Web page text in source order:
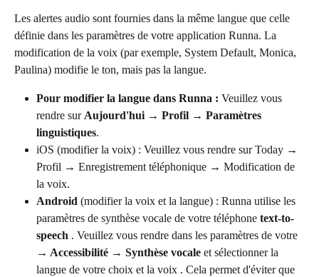
Les alertes audio sont fournies dans la même langue que celle
définie dans les paramètres de votre application Runna. La
modification de la voix (par exemple, System Default, Monica,
Paulina) modifie le ton, mais pas la langue.
Pour modifier la langue dans Runna : Veuillez vous
rendre sur Aujourd'hui → Profil → Paramètres
linguistiques.
iOS (modifier la voix) : Veuillez vous rendre sur Today →
Profil → Enregistrement téléphonique → Modification de
la voix.
Android (modifier la voix et la langue) : Runna utilise les
paramètres de synthèse vocale de votre téléphone text-to-
speech . Veuillez vous rendre dans les paramètres de votre
→ Accessibilité → Synthèse vocale et sélectionner la
langue de votre choix et la voix . Cela permet d'éviter que